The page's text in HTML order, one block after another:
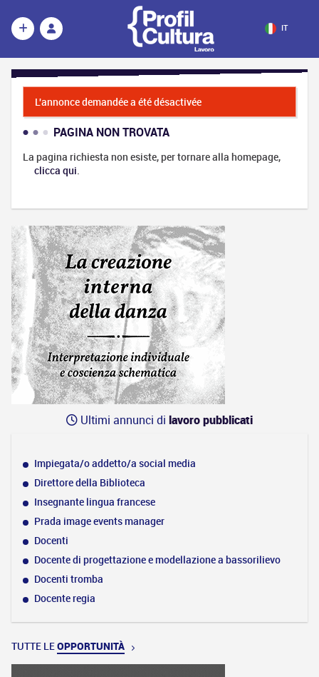
IT
L'annonce demandée a été désactivée
PAGINA NON TROVATA
La pagina richiesta non esiste, per tornare alla homepage,
clicca qui.
Ultimi annunci di lavoro pubblicati
Impiegata/o addetto/a social media
Direttore della Biblioteca
Insegnante lingua francese
Prada image events manager
Docenti
Docente di progettazione e modellazione a bassorilievo
Docenti tromba
Docente regia
TUTTE LEOPPORTUNITÀ